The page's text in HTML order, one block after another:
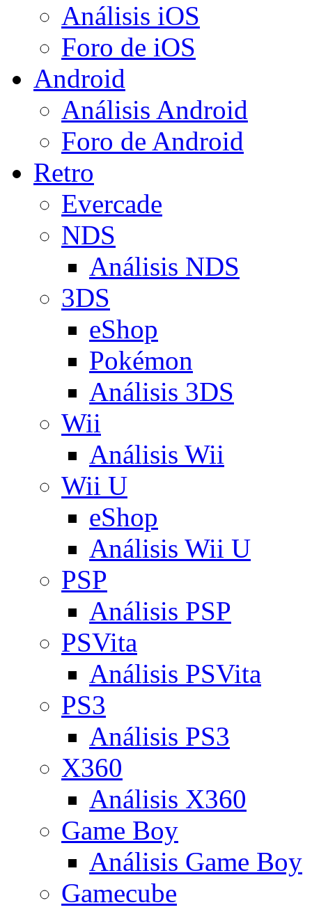
Análisis iOS
Foro de iOS
Android
Análisis Android
Foro de Android
Retro
Evercade
NDS
Análisis NDS
3DS
eShop
Pokémon
Análisis 3DS
Wii
Análisis Wii
Wii U
eShop
Análisis Wii U
PSP
Análisis PSP
PSVita
Análisis PSVita
PS3
Análisis PS3
X360
Análisis X360
Game Boy
Análisis Game Boy
Gamecube